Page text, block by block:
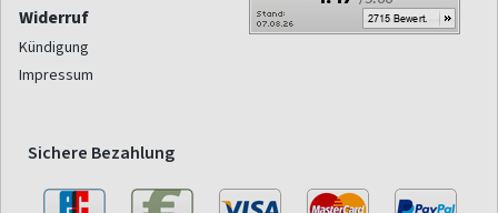
Widerruf
Kündigung
Impressum
Sichere Bezahlung